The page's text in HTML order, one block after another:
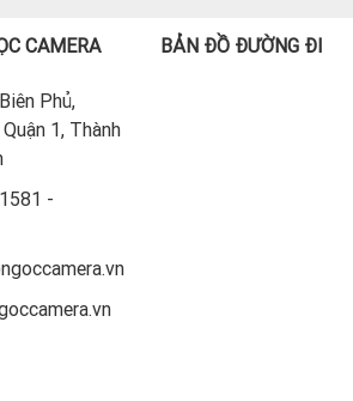
CAMERA
Phủ,
1, Thành
-
BẢN ĐỒ ĐƯỜNG ĐI